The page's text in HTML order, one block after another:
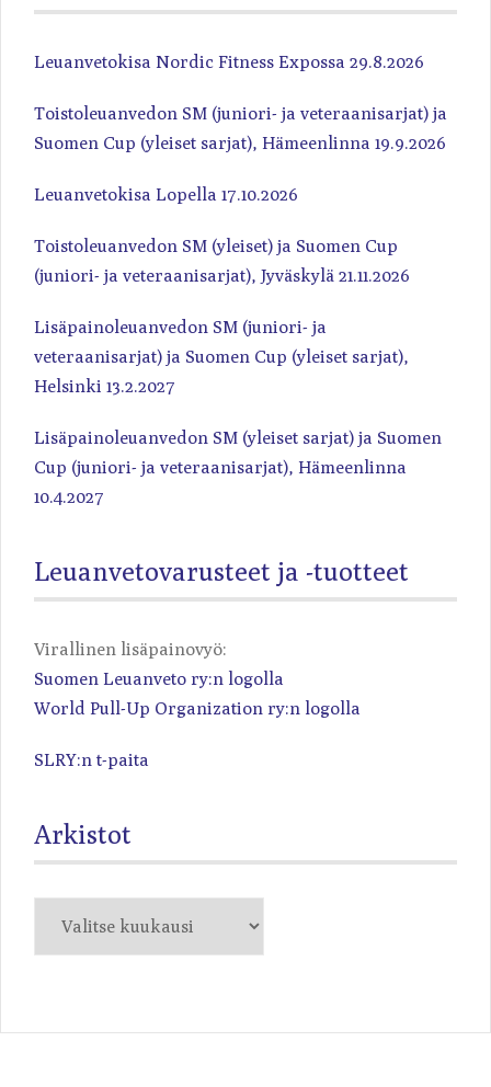
Leuanvetokisa Nordic Fitness Expossa 29.8.2026
Toistoleuanvedon SM (juniori- ja veteraanisarjat) ja
Suomen Cup (yleiset sarjat), Hämeenlinna 19.9.2026
Leuanvetokisa Lopella 17.10.2026
Toistoleuanvedon SM (yleiset) ja Suomen Cup
(juniori- ja veteraanisarjat), Jyväskylä 21.11.2026
Lisäpainoleuanvedon SM (juniori- ja
veteraanisarjat) ja Suomen Cup (yleiset sarjat),
Helsinki 13.2.2027
Lisäpainoleuanvedon SM (yleiset sarjat) ja Suomen
Cup (juniori- ja veteraanisarjat), Hämeenlinna
10.4.2027
Leuanvetovarusteet ja -tuotteet
Virallinen lisäpainovyö:
Suomen Leuanveto ry:n logolla
World Pull-Up Organization ry:n logolla
SLRY:n t-paita
Arkistot